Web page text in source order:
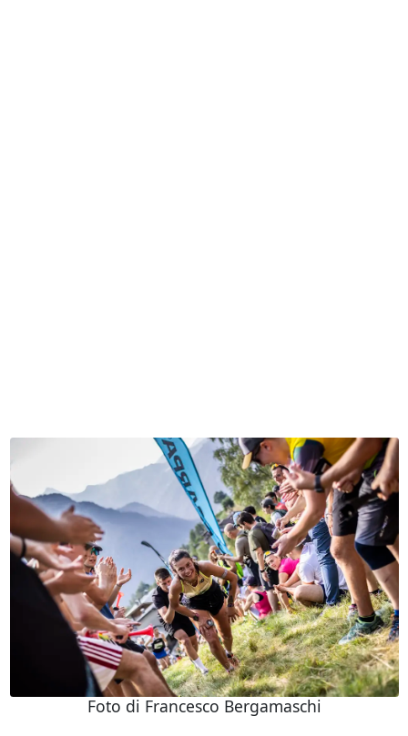
Foto di Francesco Bergamaschi